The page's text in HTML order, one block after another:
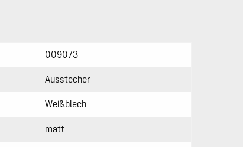
009073
Ausstecher
Weißblech
matt